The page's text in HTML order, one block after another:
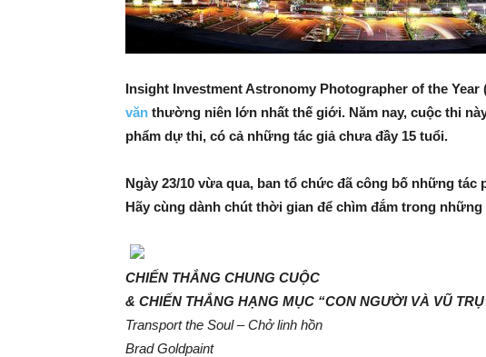
Insight Investment Astronomy Photographer of the Year
văn thường niên lớn nhất thế giới. Năm nay, cuộc thi
phẩm dự thi, có cả những tác giả chưa đầy 15 tuổi.
Ngày 23/10 vừa qua, ban tổ chức đã công bố những tác
Hãy cùng dành chút thời gian để chìm đắm trong
CHIẾN THẮNG CHUNG CUỘC
& CHIẾN THẮNG HẠNG MỤC “CON NGƯỜI VÀ VŨ
Transport the Soul – Chở linh hồn
Brad Goldpaint